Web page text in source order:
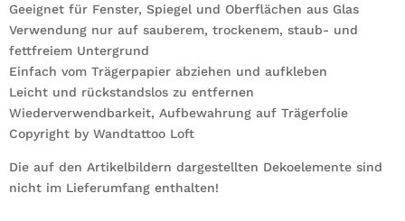
Geeignet für Fenster, Spiegel und Oberflächen aus Glas
Verwendung nur auf sauberem, trockenem, staub- und
fettfreiem Untergrund
Einfach vom Trägerpapier abziehen und aufkleben
Leicht und rückstandslos zu entfernen
Wiederverwendbarkeit, Aufbewahrung auf Trägerfolie
Copyright by Wandtattoo Loft
Die auf den Artikelbildern dargestellten Dekoelemente sind
nicht im Lieferumfang enthalten!